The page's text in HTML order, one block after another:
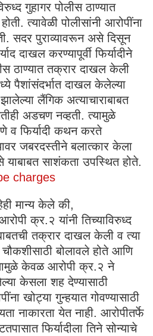
गुहागर पोलीस ठाण्यात
त्यावेळी पोलीसांनी आरोपींना
सदर पुराव्यावरून असे दिसून
दाखल करण्यापूर्वी फिर्यादीने
ठाण्यात तक्रार दाखल केली
पैशांसंदर्भात दाखल केलेल्या
लैंगिक अत्याचाराबाबत
अडचण नव्हती. त्यामुळे
व फिर्यादी कथन करते
जबरदस्तीने बलात्कार केला
साशंकता उपस्थित होते.
charges
मान्य केले की,
क्र.२ यांनी तिच्याविरुध्द
तक्रार दाखल केली व त्या
चौकशीसाठी बोलावले होते आणि
केवळ आरोपी क्र.२ ने
केसला शह देण्यासाठी
खोट्या गुन्हयात गोवण्यासाठी
नाकारता येत नाही. आरोपीतर्फे
फिर्यादीला तिने सोन्याचे